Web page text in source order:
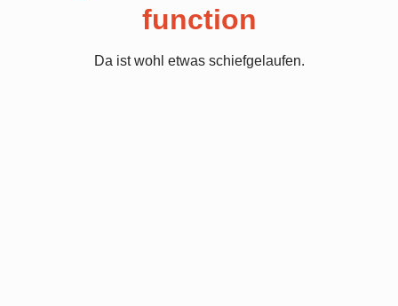
function
Da ist wohl etwas schiefgelaufen.